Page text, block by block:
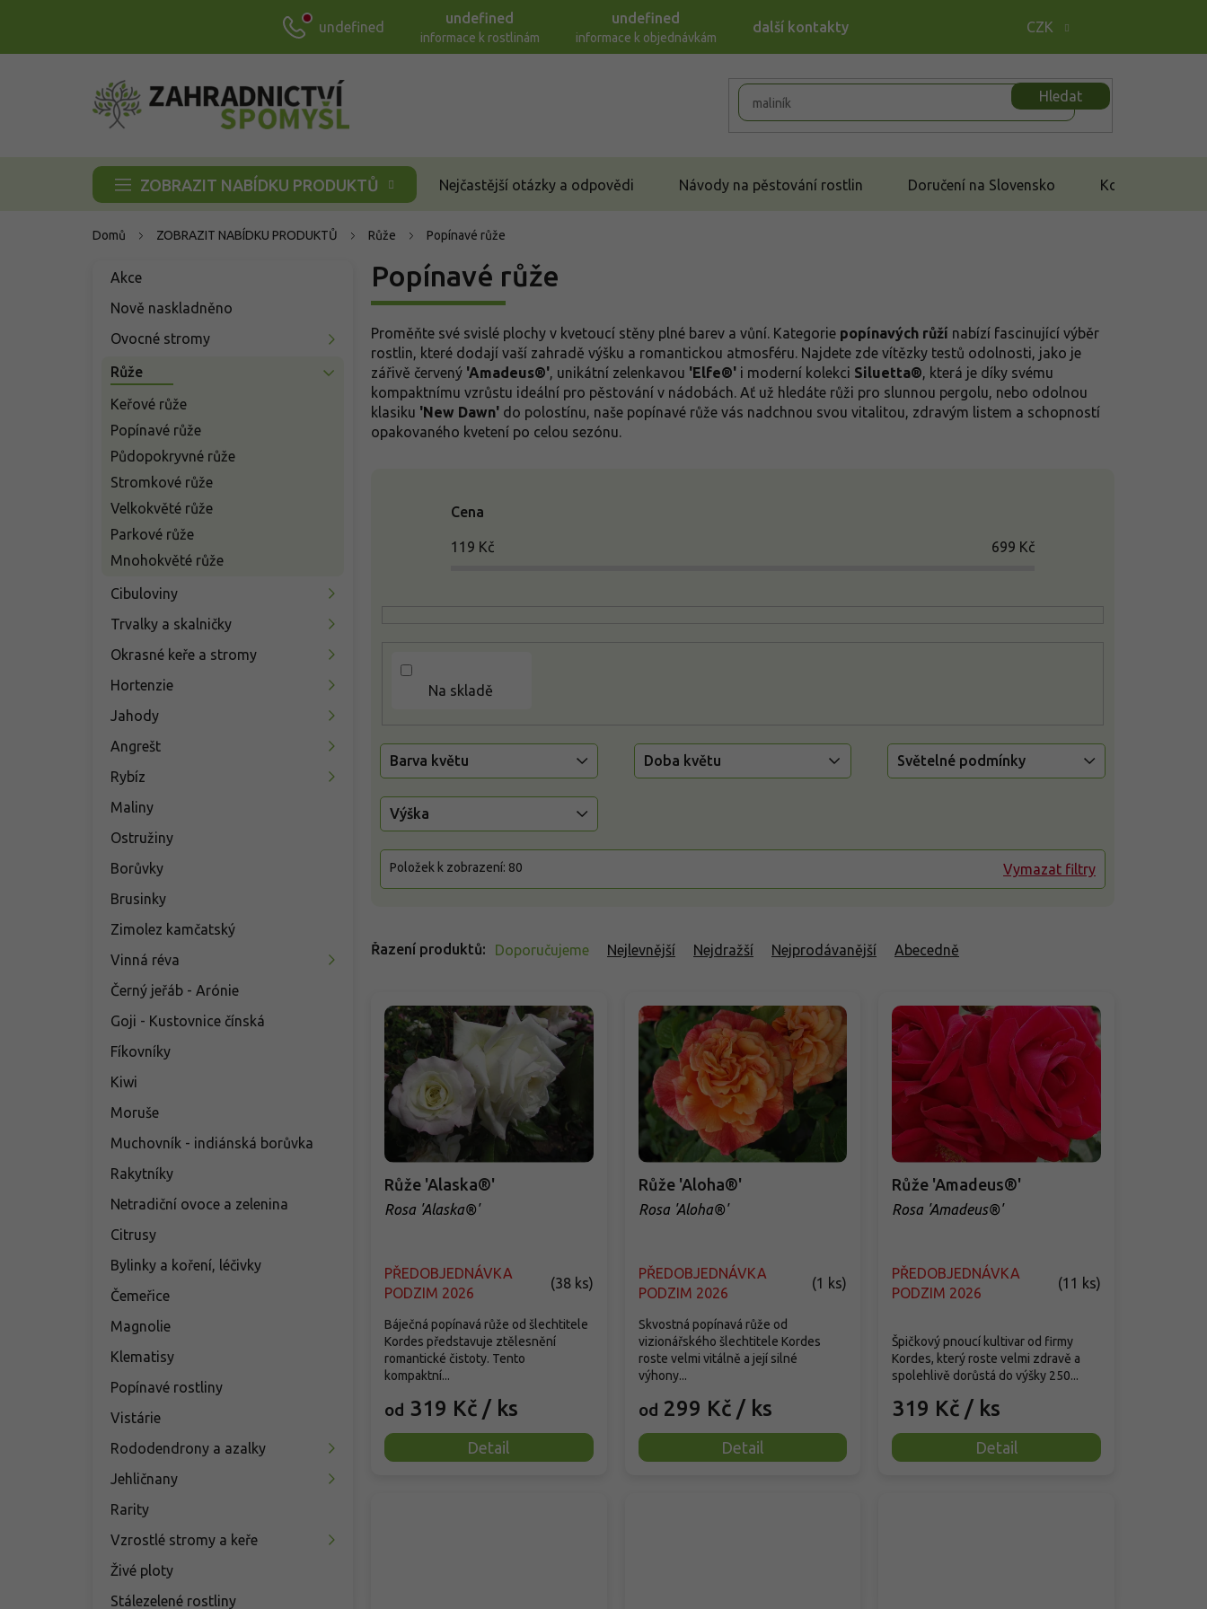
CZK
undefined
undefined
informace k rostlinám
undefined
informace k objednávkám
další kontakty
Hledat
ZOBRAZIT NABÍDKU PRODUKTŮ Nejčastější otázky a odpovědi Návody na pěstování rostlin Doručení na Slovensko Kontakt
Domů ZOBRAZIT NABÍDKU PRODUKTŮ Růže Popínavé růže
Přeskočit
Akce
Nově naskladněno
Ovocné stromy
Růže
Keřové růže
Popínavé růže
Půdopokryvné růže
Stromkové růže
Velkokvěté růže
Parkové růže
Mnohokvěté růže
Cibuloviny
Trvalky a skalničky
Okrasné keře a stromy
Hortenzie
Jahody
Angrešt
Rybíz
Maliny
Ostružiny
Borůvky
Brusinky
Zimolez kamčatský
Vinná réva
Černý jeřáb - Arónie
Goji - Kustovnice čínská
Fíkovníky
Kiwi
Moruše
Muchovník - indiánská borůvka
Rakytníky
Netradiční ovoce a zelenina
Citrusy
Bylinky a koření, léčivky
Čemeřice
Magnolie
Klematisy
Popínavé rostliny
Vistárie
Rododendrony a azalky
Jehličnany
Rarity
Vzrostlé stromy a keře
Živé ploty
Stálezelené rostliny
Popínavé růže
Proměňte své svislé plochy v kvetoucí stěny plné barev a vůní. Kategorie popínavých růží nabízí fascinující výběr
rostlin, které dodají vaší zahradě výšku a romantickou atmosféru. Najdete zde vítězky testů odolnosti, jako je
zářivě červený 'Amadeus®', unikátní zelenkavou 'Elfe®' i moderní kolekci Siluetta®, která je díky svému
kompaktnímu vzrůstu ideální pro pěstování v nádobách. Ať už hledáte růži pro slunnou pergolu, nebo odolnou
klasiku 'New Dawn' do polostínu, naše popínavé růže vás nadchnou svou vitalitou, zdravým listem a schopností
opakovaného kvetení po celou sezónu.
Řazení produktů Doporučujeme Nejlevnější Nejdražší Nejprodávanější Abecedně
Cena
119 Kč 699 Kč
Na skladě
Barva květu Doba květu Světelné podmínky
Výška
Vymazat filtry
Položek k zobrazení: 80
Růže 'Alaska®'
Rosa 'Alaska®'
PŘEDOBJEDNÁVKA
PODZIM 2026
(38 ks)
od 319 Kč / ks
Detail
Báječná popínavá růže od šlechtitele
Kordes představuje ztělesnění
romantické čistoty. Tento
kompaktní...
Růže 'Aloha®'
Rosa 'Aloha®'
PŘEDOBJEDNÁVKA
PODZIM 2026
(1 ks)
od 299 Kč / ks
Detail
Skvostná popínavá růže od
vizionářského šlechtitele Kordes
roste velmi vitálně a její silné
výhony...
Růže 'Amadeus®'
Rosa 'Amadeus®'
PŘEDOBJEDNÁVKA
PODZIM 2026
(11 ks)
319 Kč / ks
Detail
Špičkový pnoucí kultivar od firmy
Kordes, který roste velmi zdravě a
spolehlivě dorůstá do výšky 250...